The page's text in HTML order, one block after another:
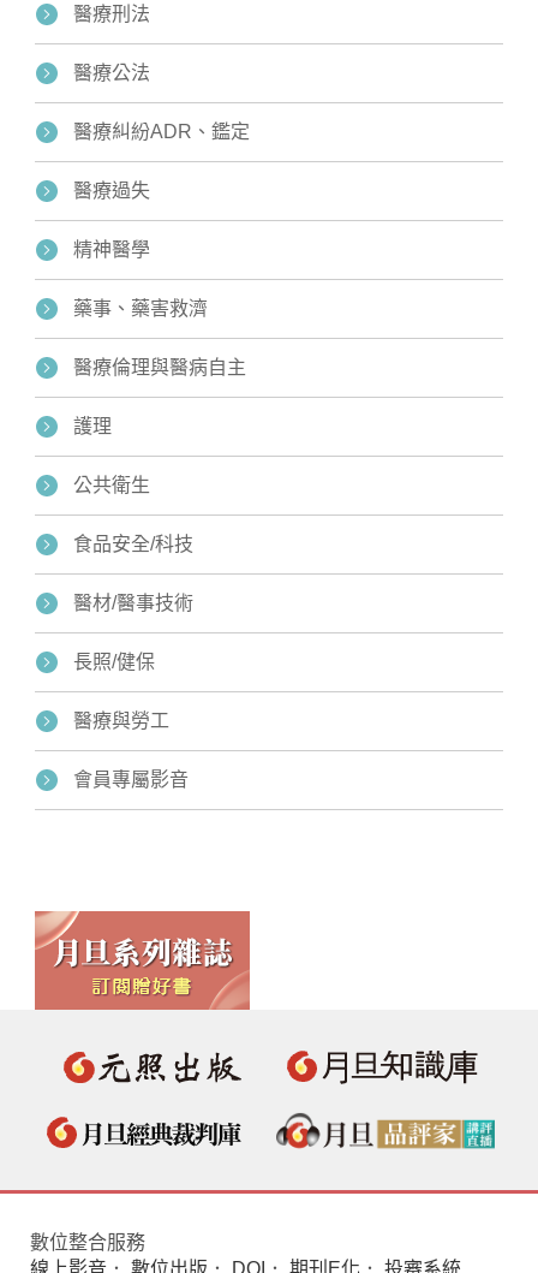
醫療刑法
醫療公法
醫療糾紛ADR、鑑定
醫療過失
精神醫學
藥事、藥害救濟
醫療倫理與醫病自主
護理
公共衛生
食品安全/科技
醫材/醫事技術
長照/健保
醫療與勞工
會員專屬影音
數位整合服務
線上影音 ． 數位出版 ． DOI ． 期刊E化 ． 投審系統